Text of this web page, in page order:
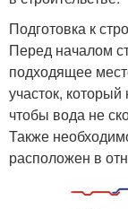
Подготовка к
Перед началом
подходящее
участок,
чтобы вода не
Также
расположен в